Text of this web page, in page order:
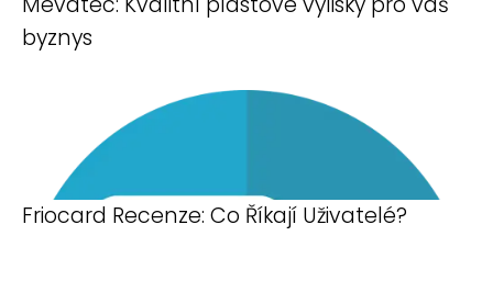
byznys
Friocard Recenze: Co Říkají Uživatelé?